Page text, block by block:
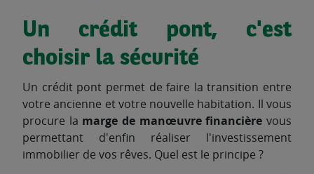
Un crédit pont, c'est
choisir la sécurité
Un crédit pont permet de faire la transition entre
votre ancienne et votre nouvelle habitation. Il vous
procure la marge de manœuvre financièrevous
permettant d'enfin réaliser l'investissement
immobilier de vos rêves. Quel est le principe ?